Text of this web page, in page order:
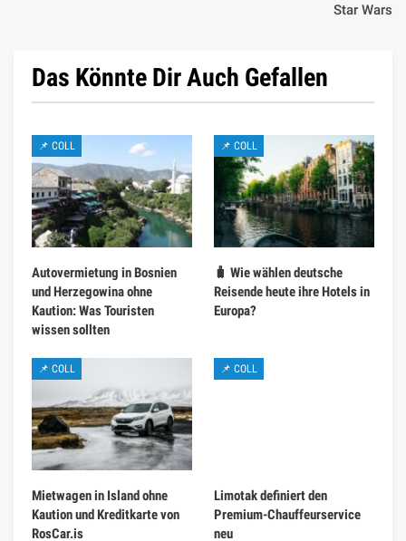
Star Wars
Das Könnte Dir Auch Gefallen
📌 COLL
Autovermietung in Bosnien
und Herzegowina ohne
Kaution: Was Touristen
wissen sollten
📌 COLL
🧳 Wie wählen deutsche
Reisende heute ihre Hotels in
Europa?
📌 COLL
Mietwagen in Island ohne
Kaution und Kreditkarte von
RosCar.is
📌 COLL
Limotak definiert den
Premium-Chauffeurservice
neu